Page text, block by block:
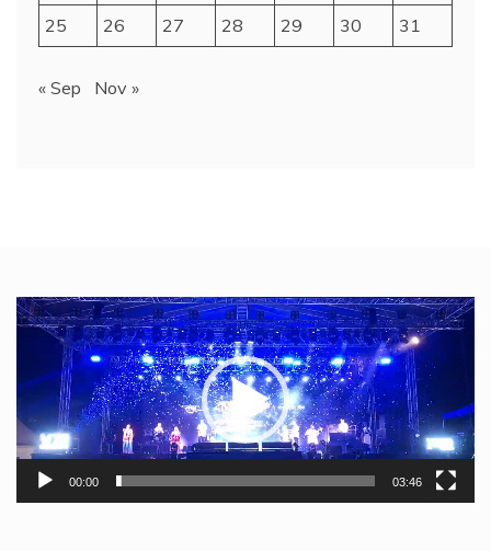
25
26 27 28 29 30 31
« Sep Nov »
Video
Player
00:00 03:46